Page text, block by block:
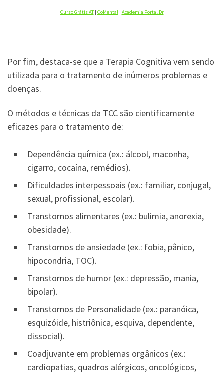
Curso Grátis AT| CoMental | Academia Portal Dr
Por fim, destaca-se que a Terapia Cognitiva vem sendo
utilizada para o tratamento de inúmeros problemas e
doenças.
O métodos e técnicas da TCC são cientificamente
eficazes para o tratamento de:
Dependência química (ex.: álcool, maconha,
cigarro, cocaína, remédios).
Dificuldades interpessoais (ex.: familiar, conjugal,
sexual, profissional, escolar).
Transtornos alimentares (ex.: bulimia, anorexia,
obesidade).
Transtornos de ansiedade (ex.: fobia, pânico,
hipocondria, TOC).
Transtornos de humor (ex.: depressão, mania,
bipolar).
Transtornos de Personalidade (ex.: paranóica,
esquizóide, histriônica, esquiva, dependente,
dissocial).
Coadjuvante em problemas orgânicos (ex.:
cardiopatias, quadros alérgicos, oncológicos,